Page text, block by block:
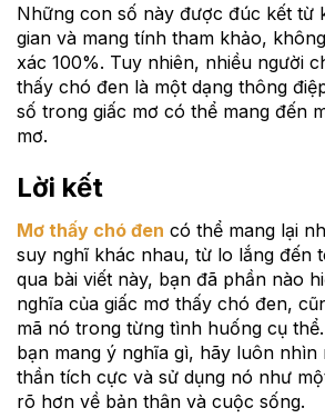
Những con số này được đúc kết từ
gian và mang tính tham khảo,
xác 100%. Tuy nhiên, nhiều người
thấy chó đen là một dạng thông
số trong giấc mơ có thể mang đến
mơ.
Lời kết
Mơ thấy chó đen có thể mang lại
suy nghĩ khác nhau, từ lo lắng đến
qua bài viết này, bạn đã phần nào
nghĩa của giấc mơ thấy chó đen,
mã nó trong từng tình huống cụ
bạn mang ý nghĩa gì, hãy luôn
thần tích cực và sử dụng nó như
rõ hơn về bản thân và cuộc sống.